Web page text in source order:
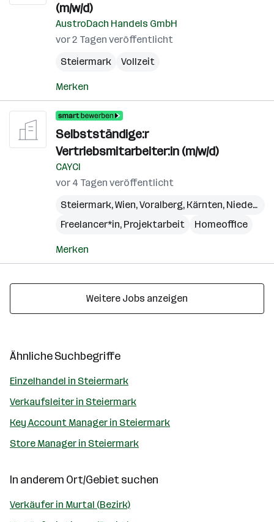
(m/w/d)
AustroDach Handels GmbH
vor 2 Tagen veröffentlicht
Steiermark
Vollzeit
Merken
Selbstständige:r
Vertriebsmitarbeiter:in (m/w/d)
CAYCI
vor 4 Tagen veröffentlicht
Steiermark,Wien,Voralberg, Kärnten, Niederösterreich
Freelancer*in, Projektarbeit
Homeoffice
Merken
Weitere Jobs anzeigen
Ähnliche Suchbegriffe
Einzelhandel in Steiermark
Verkaufsleiter in Steiermark
Key Account Manager in Steiermark
Store Manager in Steiermark
In anderem Ort/Gebiet suchen
Verkäufer in Murtal (Bezirk)